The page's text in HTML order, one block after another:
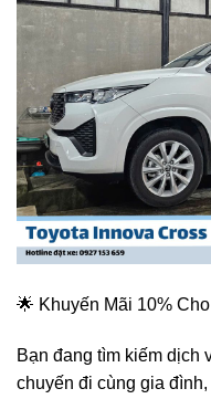
🌟 Khuyến Mãi 10%
Bạn đang tìm kiếm dịch
chuyến đi cùng gia